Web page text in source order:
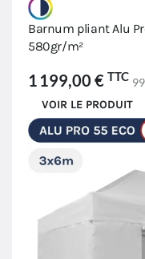
Barnum pliant Alu
580gr/m²
1 199,00 € TTC
VOIR LE PRODUIT